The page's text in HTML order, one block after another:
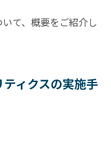
て、概要をご紹介し
ィクスの実施手